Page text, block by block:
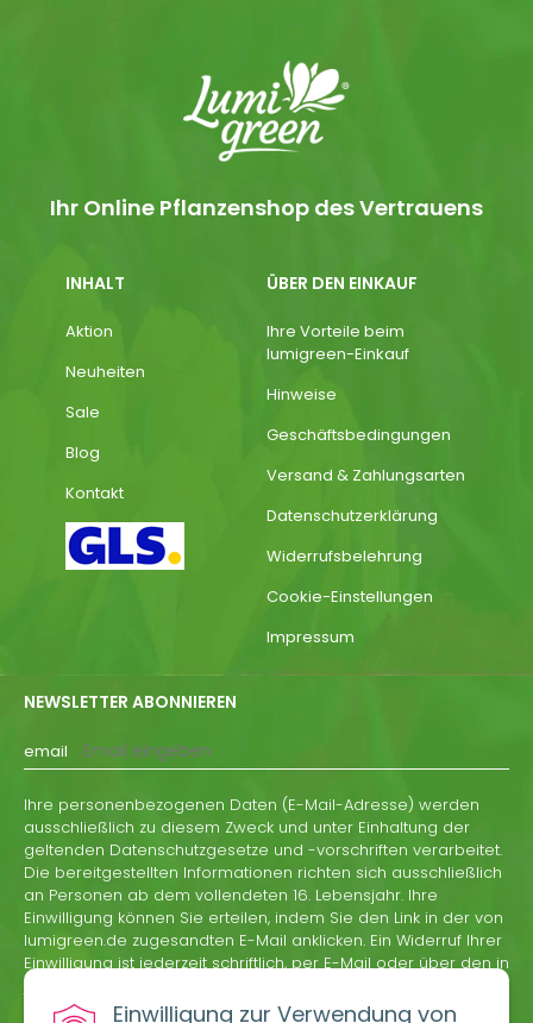
Einwilligung zur Verwendung von
Ihr Online Pflanzenshop des Vertrauens
INHALT
Aktion
Neuheiten
Sale
Blog
Kontakt
ÜBER DEN EINKAUF
Ihre Vorteile beim
lumigreen-Einkauf
Hinweise
Geschäftsbedingungen
Versand & Zahlungsarten
Datenschutzerklärung
Widerrufsbelehrung
Cookie-Einstellungen
Impressum
NEWSLETTER ABONNIEREN
email
Ihre personenbezogenen Daten (E-Mail-Adresse) werden
ausschließlich zu diesem Zweck und unter Einhaltung der
geltenden Datenschutzgesetze und -vorschriften verarbeitet.
Die bereitgestellten Informationen richten sich ausschließlich
an Personen ab dem vollendeten 16. Lebensjahr. Ihre
Einwilligung können Sie erteilen, indem Sie den Link in der von
lumigreen.de zugesandten E-Mail anklicken. Ein Widerruf Ihrer
Einwilligung ist jederzeit schriftlich, per E-Mail oder über den in
jeder Informations-E-Mail von lumigreen.de enthaltenen
Abmeldelink möglich.